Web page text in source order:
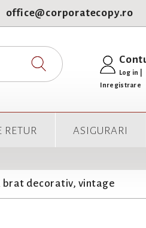
office@corporatecopy.ro
Log in
Inregistrare
RETUR ASIGURARI
brat decorativ, vintage